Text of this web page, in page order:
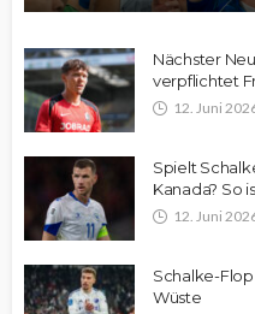
Nächster
verpflichtet
12. Juni
Spielt
Kanada? So
12. Juni
Schalke-Flop
Wüste